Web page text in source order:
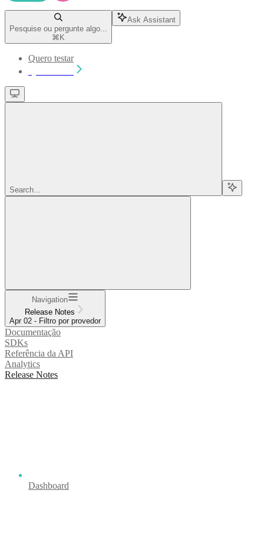
Pesquise ou pergunte algo...
⌘ K
Ask Assistant
Quero testar
Search...
Navigation
Release Notes
Apr 02 - Filtro por provedor
Documentação
SDKs
Referência da API
Analytics
Release Notes
Dashboard